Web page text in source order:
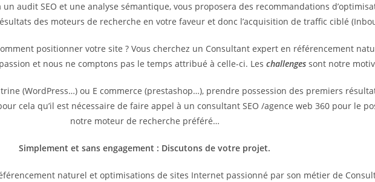
audit SEO et une analyse sémantique, vous proposera des recommandations
des moteurs de recherche en votre faveur et donc l’acquisition de traffic ciblé
positionner votre site ? Vous cherchez un Consultant expert en référencement
et nous ne comptons pas le temps attribué à celle-ci. Les challenges sont notre
(WordPress…) ou E commerce (prestashop…), prendre possession des premiers
cela qu’il est nécessaire de faire appel à un consultant SEO /agence web 360 pour le
notre moteur de recherche préféré…
Simplement et sans engagement : Discutons de votre projet.
naturel et optimisations de sites Internet passionné par son métier de